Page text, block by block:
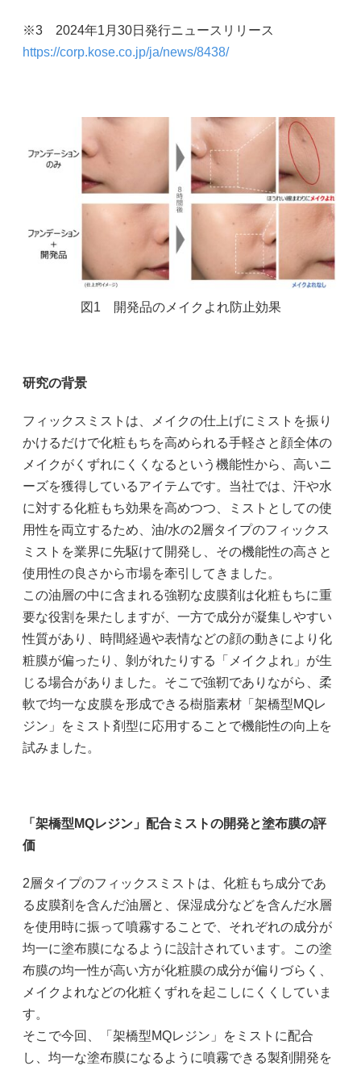
※3 2024年1月30日発行ニュースリリース
https://corp.kose.co.jp/ja/news/8438/
図1 開発品のメイクよれ防止効果
研究の背景
フィックスミストは、メイクの仕上げにミストを振り
かけるだけで化粧もちを高められる手軽さと顔全体の
メイクがくずれにくくなるという機能性から、高いニ
ーズを獲得しているアイテムです。当社では、汗や水
に対する化粧もち効果を高めつつ、ミストとしての使
用性を両立するため、油/水の2層タイプのフィックス
ミストを業界に先駆けて開発し、その機能性の高さと
使用性の良さから市場を牽引してきました。
この油層の中に含まれる強靭な皮膜剤は化粧もちに重
要な役割を果たしますが、一方で成分が凝集しやすい
性質があり、時間経過や表情などの顔の動きにより化
粧膜が偏ったり、剝がれたりする「メイクよれ」が生
じる場合がありました。そこで強靭でありながら、柔
軟で均一な皮膜を形成できる樹脂素材「架橋型MQレ
ジン」をミスト剤型に応用することで機能性の向上を
試みました。
「架橋型MQレジン」配合ミストの開発と塗布膜の評
価
2層タイプのフィックスミストは、化粧もち成分であ
る皮膜剤を含んだ油層と、保湿成分などを含んだ水層
を使用時に振って噴霧することで、それぞれの成分が
均一に塗布膜になるように設計されています。この塗
布膜の均一性が高い方が化粧膜の成分が偏りづらく、
メイクよれなどの化粧くずれを起こしにくくしていま
す。
そこで今回、「架橋型MQレジン」をミストに配合
し、均一な塗布膜になるように噴霧できる製剤開発を